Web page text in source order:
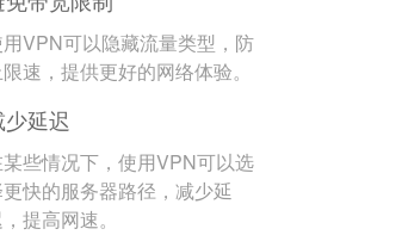
VPN可以隐藏流量类型，防
限速，提供更好的网络体验。
延迟
些情况下，使用VPN可以选
快的服务器路径，减少延
提高网速。